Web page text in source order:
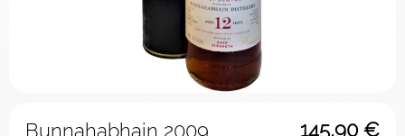
145,90 €
Bunnahabhain 2009